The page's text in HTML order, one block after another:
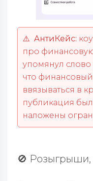
⚠️ АнтиКейс:
про
упомянул слово
что
ввязываться в
публикация
наложены
🚫 Розыгрыши,